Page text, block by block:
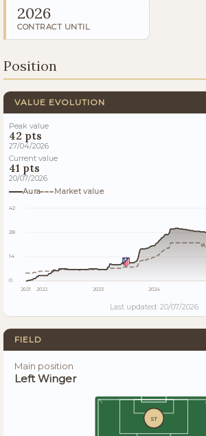
2026
CONTRACT UNTIL
Position
VALUE EVOLUTION
Peak value
42 pts
27/04/2026
Current value
41 pts
20/07/2026
Aura
Market value
42
28
14
0
2021 2022 2023 2024
Last updated: 20/07/2026
FIELD
Main position
Left Winger
ST